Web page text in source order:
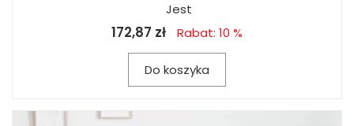
Jest
172,87 zł Rabat: 10 %
Do koszyka